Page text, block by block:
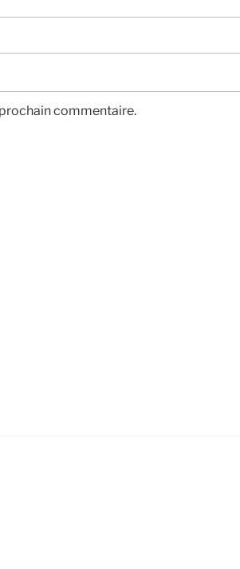
commentaire.